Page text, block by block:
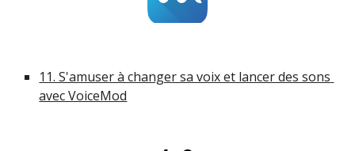
11. S'amuser à changer sa voix et lancer des sons
avec VoiceMod